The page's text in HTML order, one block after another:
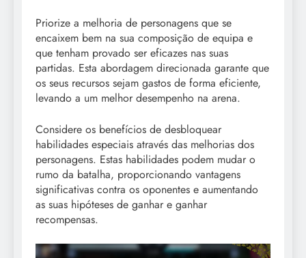
Priorize a melhoria de personagens que se
encaixem bem na sua composição de equipa e
que tenham provado ser eficazes nas suas
partidas. Esta abordagem direcionada garante que
os seus recursos sejam gastos de forma eficiente,
levando a um melhor desempenho na arena.
Considere os benefícios de desbloquear
habilidades especiais através das melhorias dos
personagens. Estas habilidades podem mudar o
rumo da batalha, proporcionando vantagens
significativas contra os oponentes e aumentando
as suas hipóteses de ganhar e ganhar
recompensas.